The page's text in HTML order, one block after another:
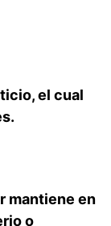
el cual
mantiene en
o